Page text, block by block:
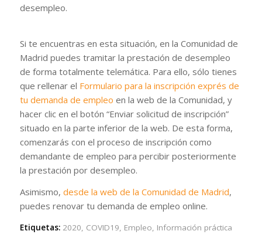
desempleo.
Si te encuentras en esta situación, en la Comunidad de
Madrid puedes tramitar la prestación de desempleo
de forma totalmente telemática. Para ello, sólo tienes
que rellenar el Formulario para la inscripción exprés de
tu demanda de empleo en la web de la Comunidad, y
hacer clic en el botón “Enviar solicitud de inscripción”
situado en la parte inferior de la web. De esta forma,
comenzarás con el proceso de inscripción como
demandante de empleo para percibir posteriormente
la prestación por desempleo.
Asimismo, desde la web de la Comunidad de Madrid,
puedes renovar tu demanda de empleo online.
Etiquetas: 2020, COVID19, Empleo, Información práctica